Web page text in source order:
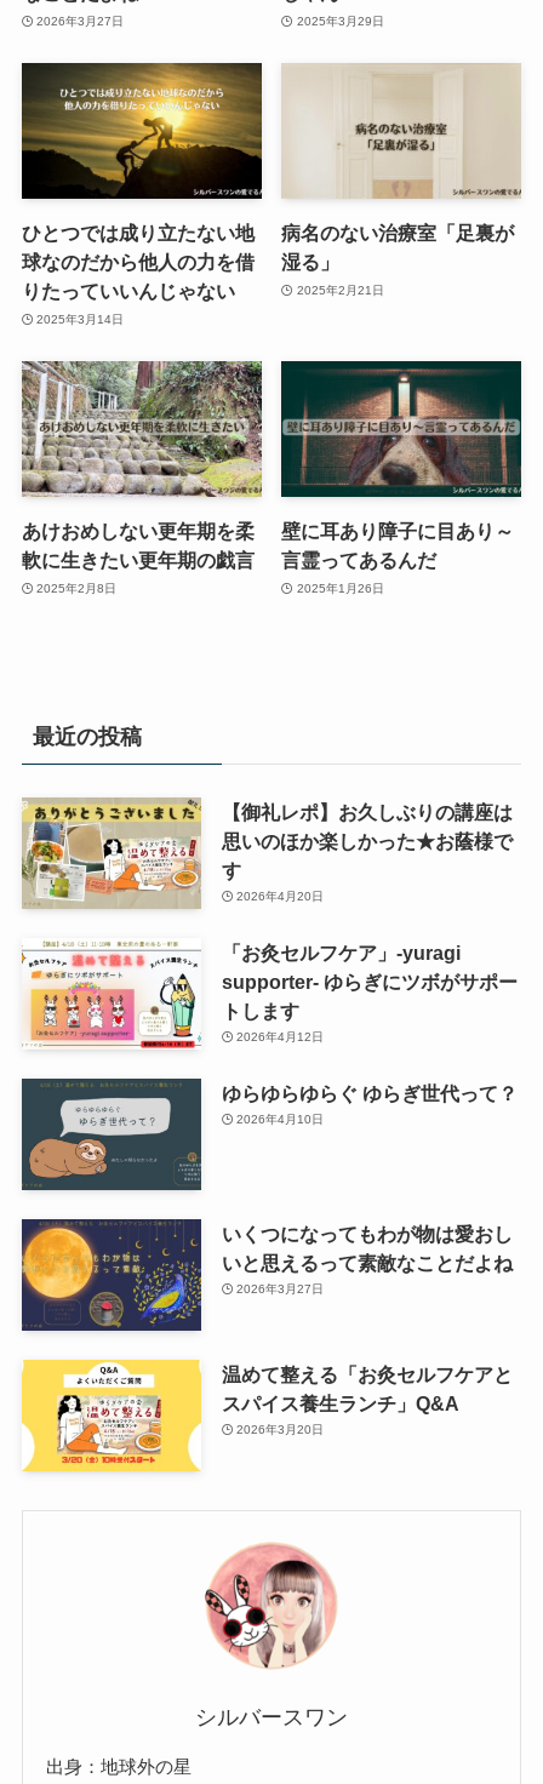
2026年3月27日 2025年3月29日
ひとつでは成り立たない地
球なのだから他人の力を借
りたっていいんじゃない
2025年3月14日
病名のない治療室「足裏が
湿る」
2025年2月21日
あけおめしない更年期を柔
軟に生きたい更年期の戯言
2025年2月8日
壁に耳あり障子に目あり～
言霊ってあるんだ
2025年1月26日
最近の投稿
【御礼レポ】お久しぶりの講座は
思いのほか楽しかった★お蔭様で
す
2026年4月20日
「お灸セルフケア」-yuragi
supporter- ゆらぎにツボがサポー
トします
2026年4月12日
ゆらゆらゆらぐ ゆらぎ世代って？
2026年4月10日
いくつになってもわが物は愛おし
いと思えるって素敵なことだよね
2026年3月27日
温めて整える「お灸セルフケアと
スパイス養生ランチ」Q&A
2026年3月20日
シルバースワン
出身：地球外の星